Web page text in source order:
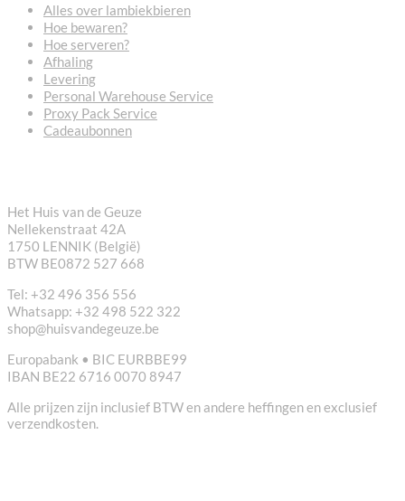
Alles over lambiekbieren
Hoe bewaren?
Hoe serveren?
Afhaling
Levering
Personal Warehouse Service
Proxy Pack Service
Cadeaubonnen
Het Huis van de Geuze
Nellekenstraat 42A
1750 LENNIK (België)
BTW BE0872 527 668
Tel: +32 496 356 556
Whatsapp: +32 498 522 322
shop@huisvandegeuze.be
Europabank • BIC EURBBE99
IBAN BE22 6716 0070 8947
Alle prijzen zijn inclusief BTW en andere heffingen en exclusief
verzendkosten.